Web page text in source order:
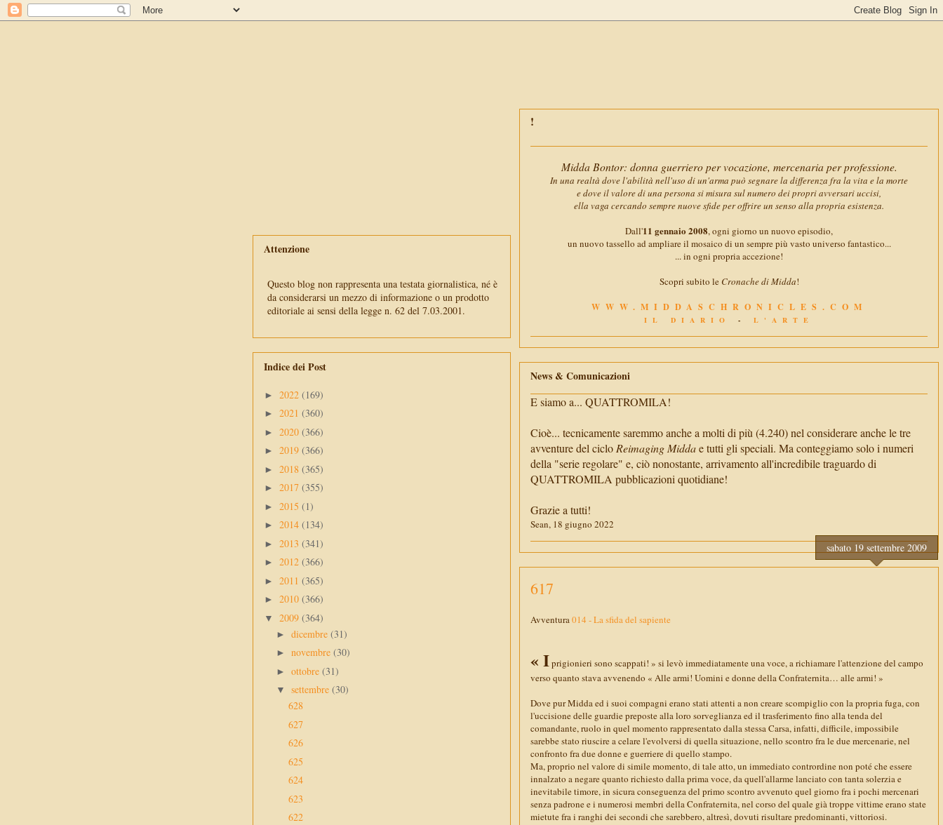
Midda Bontor: donna guerriero per vocazione, mercenaria per professione.
In una realtà dove l'abilità nell'uso di un'arma può segnare la differenza fra la vita e la morte
e dove il valore di una persona si misura sul numero dei propri avversari uccisi,
ella vaga cercando sempre nuove sfide per offrire un senso alla propria esistenza.
Dall'11 gennaio 2008, ogni giorno un nuovo episodio,
un nuovo tassello ad ampliare il mosaico di un sempre più vasto universo fantastico...
... in ogni propria accezione!
Scopri subito le Cronache di Midda!
WWW.MIDDASCHRONICLES.COM
IL DIARIO - L'ARTE
News & Comunicazioni
E siamo a... QUATTROMILA!
Cioè... tecnicamente saremmo anche a molti di più (4.240) nel considerare anche le tre
avventure del cicloReimaging Middae tutti gli speciali. Ma conteggiamo solo i numeri
della "serie regolare" e, ciò nonostante, arrivamento all'incredibile traguardo di
QUATTROMILA pubblicazioni quotidiane!
Grazie a tutti!
Sean, 18 giugno 2022
sabato 19 settembre 2009
617
Avventura014 - La sfida del sapiente
« Iprigionieri sono scappati! » si levò immediatamente una voce, a richiamare l'attenzione del campo
verso quanto stava avvenendo « Alle armi! Uomini e donne della Confraternita… alle armi! »
Dove pur Midda ed i suoi compagni erano stati attenti a non creare scompiglio con la propria fuga, con
l'uccisione delle guardie preposte alla loro sorveglianza ed il trasferimento fino alla tenda del
comandante, ruolo in quel momento rappresentato dalla stessa Carsa, infatti, difficile, impossibile
sarebbe stato riuscire a celare l'evolversi di quella situazione, nello scontro fra le due mercenarie, nel
confronto fra due donne e guerriere di quello stampo.
Ma, proprio nel valore di simile momento, di tale atto, un immediato contrordine non poté che essere
innalzato a negare quanto richiesto dalla prima voce, da quell'allarme lanciato con tanta solerzia e
inevitabile timore, in sicura conseguenza del primo scontro avvenuto quel giorno fra i pochi mercenari
senza padrone e i numerosi membri della Confraternita, nel corso del quale già troppe vittime erano state
mietute fra i ranghi dei secondi che sarebbero, altresì, dovuti risultare predominanti, vittoriosi.
Attenzione
Questo blog non rappresenta una testata giornalistica, né è
da considerarsi un mezzo di informazione o un prodotto
editoriale ai sensi della legge n. 62 del 7.03.2001.
Indice dei Post
► 2022 (169)
► 2021 (360)
► 2020 (366)
► 2019 (366)
► 2018 (365)
► 2017 (355)
► 2015 (1)
► 2014 (134)
► 2013 (341)
► 2012 (366)
► 2011 (365)
► 2010 (366)
▼ 2009 (364)
► dicembre (31)
► novembre (30)
► ottobre (31)
▼ settembre (30)
628
627
626
625
624
623
622